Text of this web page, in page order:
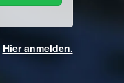
Hier anmelden.